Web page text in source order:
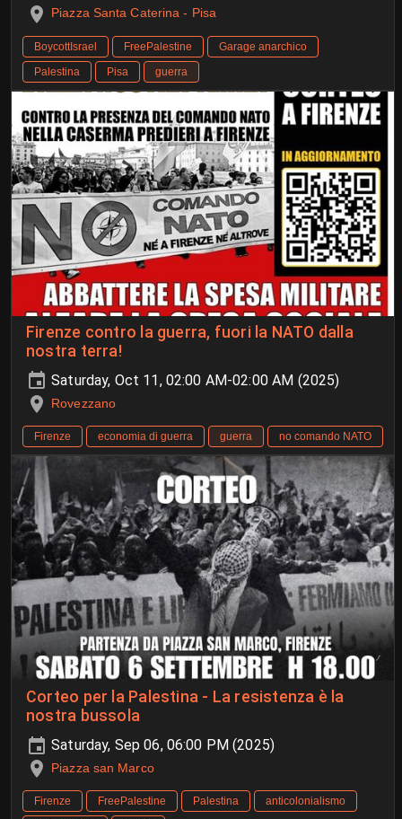
Piazza Santa Caterina - Pisa
BoycottIsrael FreePalestine
Garage anarchico
Palestina
Pisa guerra
Firenze contro la guerra, fuori la NATO dalla
nostra terra!
Saturday, Oct 11, 02:00 AM-02:00 AM (2025)
Rovezzano
Firenze economia di guerra guerra no comando NATO
Corteo per la Palestina - La resistenza è la
nostra bussola
Saturday, Sep 06, 06:00 PM (2025)
Piazza san Marco
Firenze FreePalestine Palestina
anticolonialismo